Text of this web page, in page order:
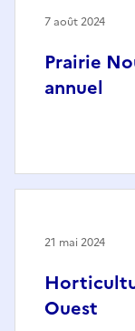
Prairie
annuel
7 août 2024
Ouest
21 mai 2024